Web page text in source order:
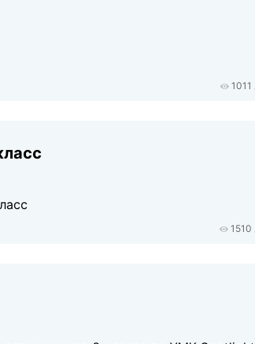
1011
1510